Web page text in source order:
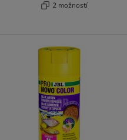
2 možností